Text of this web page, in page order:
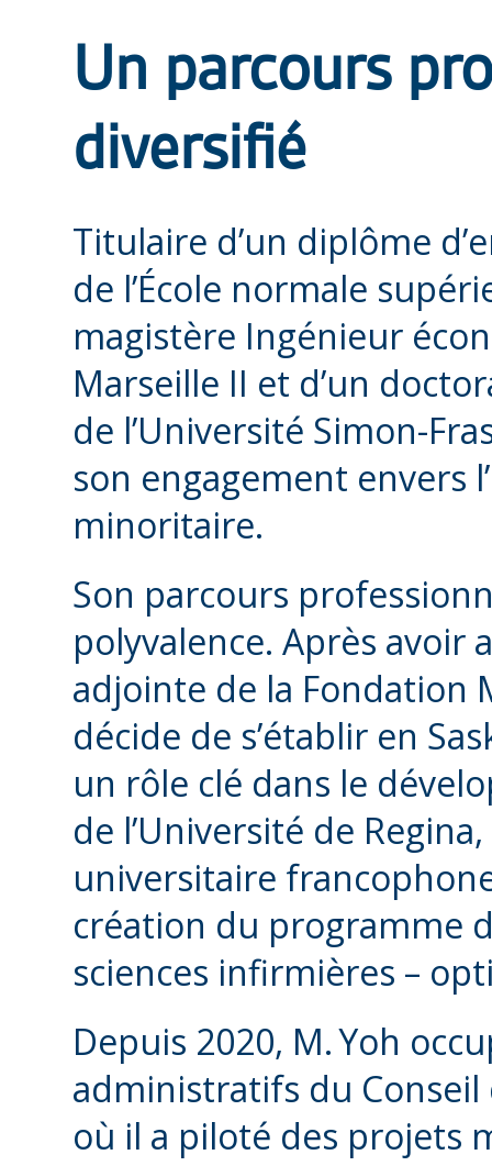
Un parcours
diversifié
Titulaire d’un diplôme
de l’École normale
magistère Ingénieur
Marseille II et d’un
de l’Université Simon-
son engagement envers
minoritaire.
Son parcours
polyvalence. Après avoir
adjointe de la Fondation
décide de s’établir en
un rôle clé dans le
de l’Université de
universitaire
création du programme
sciences infirmières –
Depuis 2020, M. Yoh
administratifs du Conseil
où il a piloté des projets